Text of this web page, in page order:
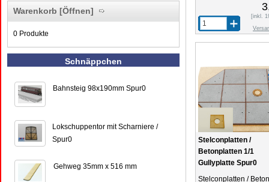
Warenkorb [Öffnen]
0 Produkte
Schnäppchen
Bahnsteig 98x190mm Spur0
Lokschuppentor mit Scharniere /
Spur0
Gehweg 35mm x 516 mm
[inkl.
Stelconplatten /
Betonplatten 1/1
Gullyplatte Spur0
Stelconplatten /